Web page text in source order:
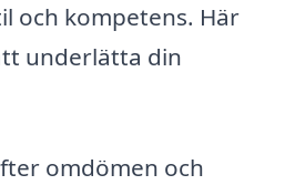
och kompetens. Här
underlätta din
omdömen och